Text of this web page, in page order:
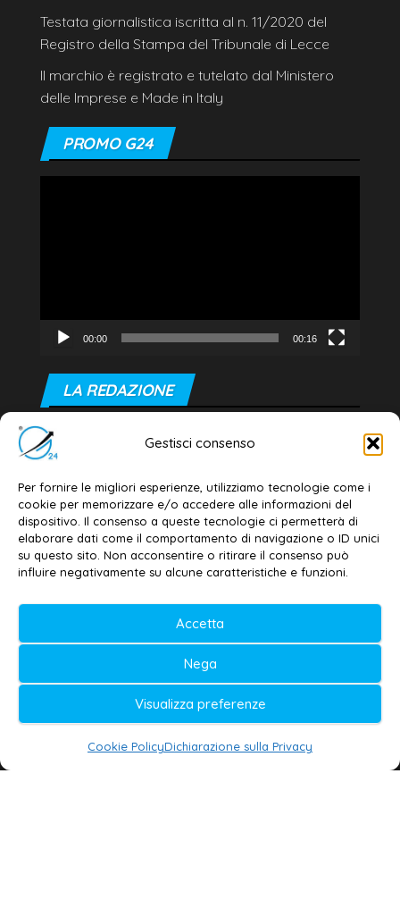
Gestisci consenso
Per fornire le migliori esperienze, utilizziamo tecnologie come i
cookie per memorizzare e/o accedere alle informazioni del
dispositivo. Il consenso a queste tecnologie ci permetterà di
elaborare dati come il comportamento di navigazione o ID unici
su questo sito. Non acconsentire o ritirare il consenso può
influire negativamente su alcune caratteristiche e funzioni.
Accetta
Nega
Visualizza preferenze
Cookie PolicyDichiarazione sulla Privacy
Testata giornalistica iscritta al n. 11/2020 del
Registro della Stampa del Tribunale di Lecce
Il marchio è registrato e tutelato dal Ministero
delle Imprese e Made in Italy
PROMO G24
00:00 00:16
LA REDAZIONE
Editore e direttore responsabile:
Dott. Daniele G. Masciullo
Email: redazione@galatina24.it
Contatti –Disclaimer
Privacy policy –Cookie policy
© 2020-2026 | Galatina24 ®
Testata iscritta al n. 11/2020 Registro della
Stampa Tribunale di Lecce
Editore e direttore responsabile:
Daniele G. Masciullo